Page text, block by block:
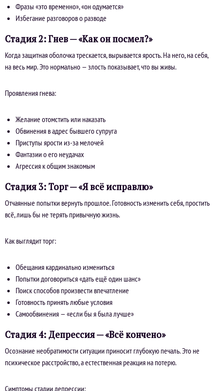
Фразы «это временно», «он одумается»
Избегание разговоров о разводе
Стадия 2: Гнев — «Как он посмел?»
Когда защитная оболочка трескается, вырывается ярость. На него, на себя,
на весь мир. Это нормально — злость показывает, что вы живы.
Проявления гнева:
Желание отомстить или наказать
Обвинения в адрес бывшего супруга
Приступы ярости из-за мелочей
Фантазии о его неудачах
Агрессия к общим знакомым
Стадия 3: Торг — «Я всё исправлю»
Отчаянные попытки вернуть прошлое. Готовность изменить себя, простить
всё, лишь бы не терять привычную жизнь.
Как выглядит торг:
Обещания кардинально измениться
Попытки договориться «дать ещё один шанс»
Поиск способов произвести впечатление
Готовность принять любые условия
Самообвинения — «если бы я была лучше»
Стадия 4: Депрессия — «Всё кончено»
Осознание необратимости ситуации приносит глубокую печаль. Это не
психическое расстройство, а естественная реакция на потерю.
Симптомы стадии депрессии: